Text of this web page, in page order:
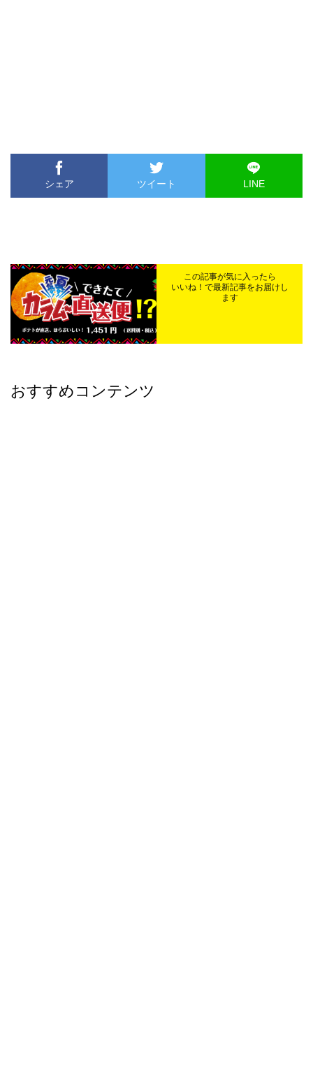
シェア ツイート LINE
この記事が気に入ったら
いいね！で最新記事をお届けし
ます
おすすめコンテンツ